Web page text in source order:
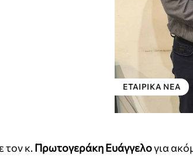
ΕΤΑΙΡΙΚΑ ΝΕΑ
τον κ.Πρωτογεράκη Ευάγγελογια